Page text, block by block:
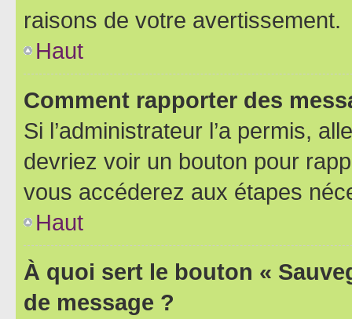
raisons de votre avertissement.
Haut
Comment rapporter des
Si l’administrateur l’a permis,
devriez voir un bouton pour
vous accéderez aux étapes
Haut
À quoi sert le bouton «
de message ?